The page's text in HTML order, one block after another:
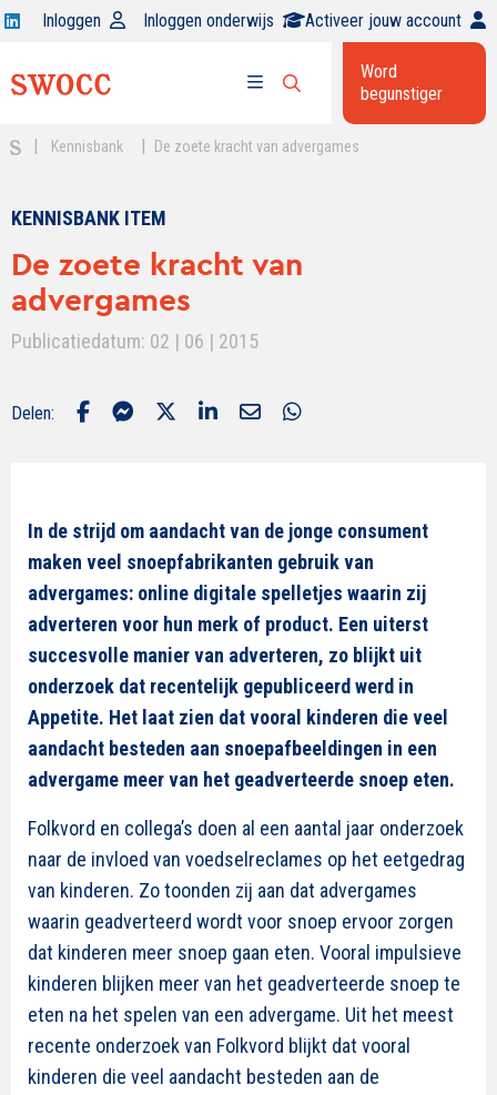
Open
op
Inloggen Inloggen onderwijs Activeer jouw account
Open
zoekbalk
Word
begunstiger
Kennisbank De zoete kracht van advergames
KENNISBANK ITEM
De zoete kracht van
advergames
Publicatiedatum: 02 | 06 | 2015
Delen:
In de strijd om aandacht van de jonge consument
maken veel snoepfabrikanten gebruik van
advergames: online digitale spelletjes waarin zij
adverteren voor hun merk of product. Een uiterst
succesvolle manier van adverteren, zo blijkt uit
onderzoek dat recentelijk gepubliceerd werd in
Appetite. Het laat zien dat vooral kinderen die veel
aandacht besteden aan snoepafbeeldingen in een
advergame meer van het geadverteerde snoep eten.
Folkvord en collega’s doen al een aantal jaar onderzoek
naar de invloed van voedselreclames op het eetgedrag
van kinderen. Zo toonden zij aan dat advergames
waarin geadverteerd wordt voor snoep ervoor zorgen
dat kinderen meer snoep gaan eten. Vooral impulsieve
kinderen blijken meer van het geadverteerde snoep te
eten na het spelen van een advergame. Uit het meest
recente onderzoek van Folkvord blijkt dat vooral
kinderen die veel aandacht besteden aan de